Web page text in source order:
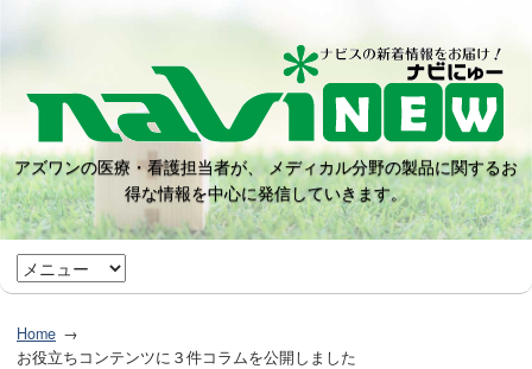
アズワンの医療・看護担当者が、 メディカル分野の製品に関するお
得な情報を中心に発信していきます。
Home
お役立ちコンテンツに３件コラムを公開しました